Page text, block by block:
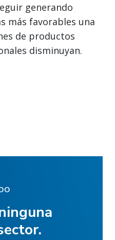
generando
más favorables una
de productos
disminuyan.